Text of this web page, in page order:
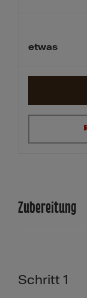
etwas
Zubereitung
Schritt 1